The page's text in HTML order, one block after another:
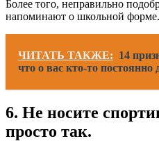
Более того, неправильно
напоминают о школьной форме.
ЧИТАТЬ ТАКЖЕ: 14
что о вас кто-то постоянно
6. Не носите
просто так.